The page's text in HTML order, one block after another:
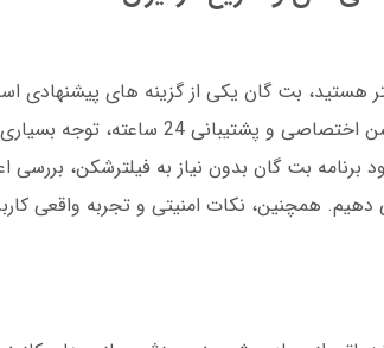
را آغاز کرده و امروزه با ارائه بازی
برنامه بت گان بدون نیاز به فیلترشکن،
همچنین، نکات امنیتی و تجربه واقعی